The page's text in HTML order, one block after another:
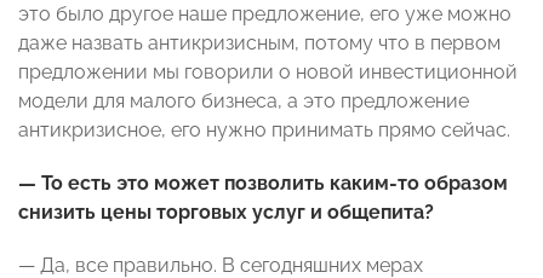
это было другое наше предложение, его уже можно
даже назвать антикризисным, потому что в первом
предложении мы говорили о новой инвестиционной
модели для малого бизнеса, а это предложение
антикризисное, его нужно принимать прямо сейчас.
— То есть это может позволить каким-то образом
снизить цены торговых услуг и общепита?
— Да, все правильно. В сегодняшних мерах